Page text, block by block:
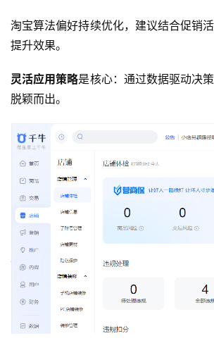
淘宝算法偏好持续优化，建议结合促销活
提升效果。
灵活应用策略是核心：通过数据驱动决
脱颖而出。